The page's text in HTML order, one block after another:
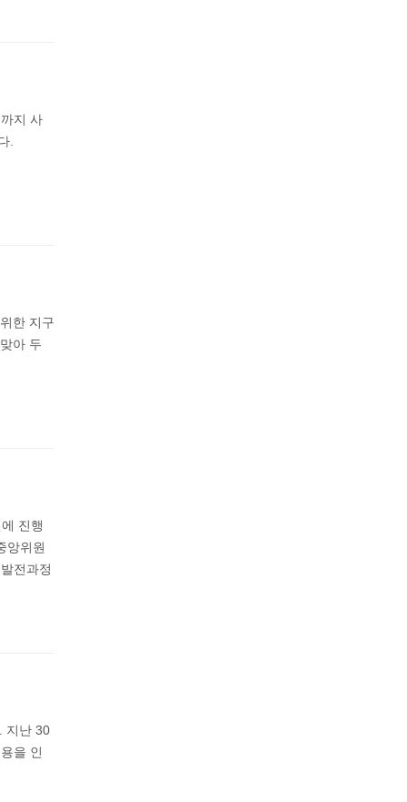
지 사
.
한 지구
아 두
진행
앙위원
전과정
지난 30
을 인